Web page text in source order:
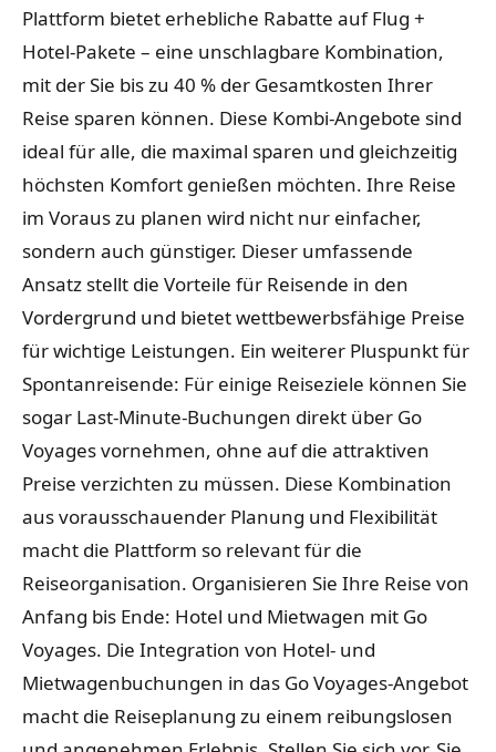
Plattform bietet erhebliche Rabatte auf Flug +
Hotel-Pakete – eine unschlagbare Kombination,
mit der Sie bis zu 40 % der Gesamtkosten Ihrer
Reise sparen können. Diese Kombi-Angebote sind
ideal für alle, die maximal sparen und gleichzeitig
höchsten Komfort genießen möchten. Ihre Reise
im Voraus zu planen wird nicht nur einfacher,
sondern auch günstiger. Dieser umfassende
Ansatz stellt die Vorteile für Reisende in den
Vordergrund und bietet wettbewerbsfähige Preise
für wichtige Leistungen. Ein weiterer Pluspunkt für
Spontanreisende: Für einige Reiseziele können Sie
sogar Last-Minute-Buchungen direkt über Go
Voyages vornehmen, ohne auf die attraktiven
Preise verzichten zu müssen. Diese Kombination
aus vorausschauender Planung und Flexibilität
macht die Plattform so relevant für die
Reiseorganisation. Organisieren Sie Ihre Reise von
Anfang bis Ende: Hotel und Mietwagen mit Go
Voyages. Die Integration von Hotel- und
Mietwagenbuchungen in das Go Voyages-Angebot
macht die Reiseplanung zu einem reibungslosen